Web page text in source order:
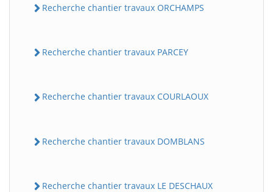
Recherche chantier travaux ORCHAMPS
Recherche chantier travaux PARCEY
Recherche chantier travaux COURLAOUX
Recherche chantier travaux DOMBLANS
Recherche chantier travaux LE DESCHAUX